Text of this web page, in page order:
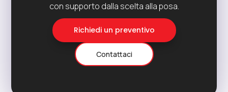
con supporto dalla scelta alla posa.
Richiedi un preventivo
Contattaci